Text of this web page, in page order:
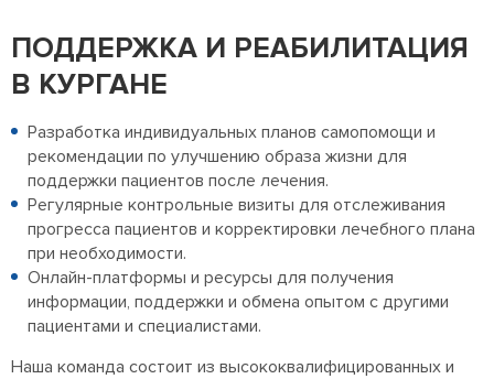
ПОДДЕРЖКА И РЕАБИЛИТАЦИЯ
В КУРГАНЕ
Разработка индивидуальных планов самопомощи и
рекомендации по улучшению образа жизни для
поддержки пациентов после лечения.
Регулярные контрольные визиты для отслеживания
прогресса пациентов и корректировки лечебного плана
при необходимости.
Онлайн-платформы и ресурсы для получения
информации, поддержки и обмена опытом с другими
пациентами и специалистами.
Наша команда состоит из высококвалифицированных и